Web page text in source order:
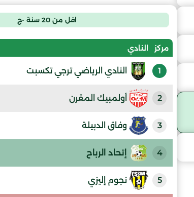
اقل من 20 سنة -ج
مركز النادي
1 النادي الرياضي ترجي تكسبت
2 أولمبيك المقرن
3 وفاق الدبيلة
4 إتحاد الرباح
5 نجوم إليزي